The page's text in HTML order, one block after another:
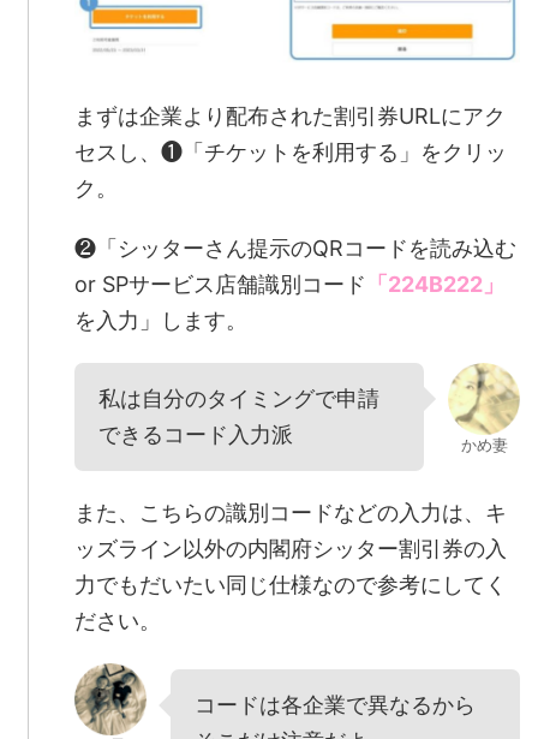
まずは企業より配布された割引券URLにアク
セスし、❶「チケットを利用する」をクリッ
ク。
❷「シッターさん提示のQRコードを読み込む
or SPサービス店舗識別コード 「224B222」
を入力」します。
私は自分のタイミングで申請
できるコード入力派
かめ妻
また、こちらの識別コードなどの入力は、キ
ッズライン以外の内閣府シッター割引券の入
力でもだいたい同じ仕様なので参考にしてく
ださい。
コードは各企業で異なるから